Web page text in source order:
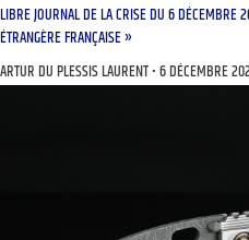
LIBRE JOURNAL DE LA CRISE DU 6 DÉCEMBRE
ÉTRANGÈRE FRANÇAISE »
ARTUR DU PLESSIS LAURENT 6 DÉCEMBRE